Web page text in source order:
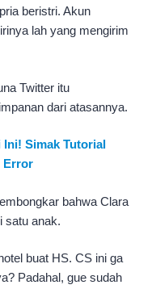
beristri. Akun
lah yang mengirim
Twitter itu
dari atasannya.
Simak Tutorial
Error
bahwa Clara
satu anak.
buat HS. CS ini ga
Padahal, gue sudah